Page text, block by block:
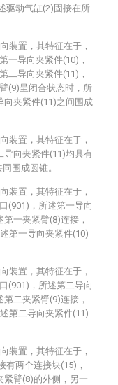
驱动气缸(2)固接在所
装置，其特征在于，
一导向夹紧件(10)，
二导向夹紧件(11)，
(9)呈闭合状态时，所
向夹紧件(11)之间围成
装置，其特征在于，
导向夹紧件(11)均具有
围成圆锥。
装置，其特征在于，
(901)，所述第一导向
一夹紧臂(8)连接，
第一导向夹紧件(10)
装置，其特征在于，
(901)，所述第二导向
二夹紧臂(9)连接，
第二导向夹紧件(11)
装置，其特征在于，
有两个连接块(15)，
紧臂(8)的外侧，另一